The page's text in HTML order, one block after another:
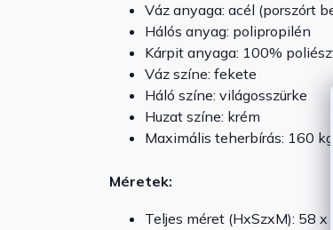
Váz anyaga: acél (porszórt
Hálós anyag: polipropilén
Kárpit anyaga: 100%
Váz színe: fekete
Háló színe: világosszürke
Huzat színe: krém
Maximális teherbírás: 160 kg
Méretek:
Teljes méret (HxSzxM): 58